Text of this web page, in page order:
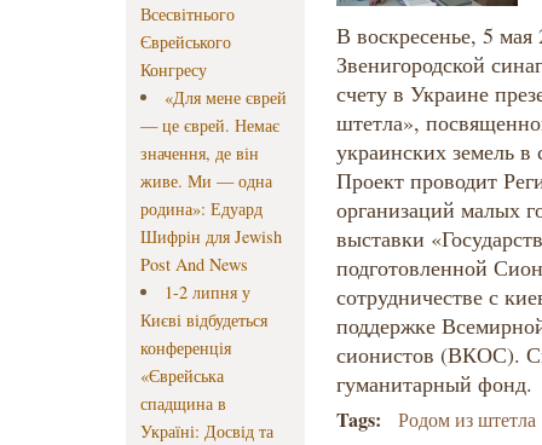
Всесвітнього
Єврейського
Конгресу
«Для мене єврей
— це єврей. Немає
значення, де він
живе. Ми — одна
родина»: Едуард
Шифрін для Jewish
Post And News
1-2 липня у
Києві відбудеться
конференція
«Єврейська
спадщина в
Україні: Досвід та
В воскресенье, 5
Звенигородской
счету в Украине
штетла»,
украинских земель в
Проект проводит
организаций малых
выставки
подготовленной
сотрудничестве с
поддержке
сионистов (ВКОС).
гуманитарный фонд.
Tags: Родом из штетла